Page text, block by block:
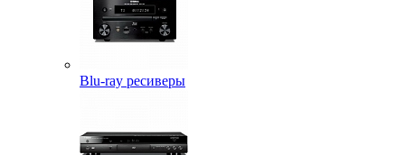
Blu-ray ресиверы